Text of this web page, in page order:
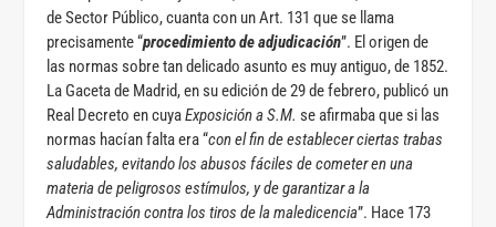
de Sector Público, cuanta con un Art. 131 que se llama
precisamente “procedimiento de adjudicación”. El origen de
las normas sobre tan delicado asunto es muy antiguo, de 1852.
La Gaceta de Madrid, en su edición de 29 de febrero, publicó un
Real Decreto en cuyaExposición a S.M. se afirmaba que si las
normas hacían falta era “con el fin de establecer ciertas trabas
saludables, evitando los abusos fáciles de cometer en una
materia de peligrosos estímulos, y de garantizar a la
Administración contra los tiros de la maledicencia”. Hace 173